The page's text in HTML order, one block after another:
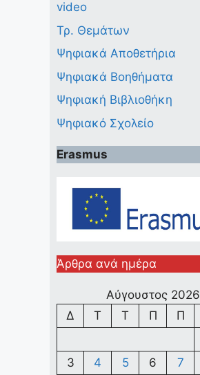
video
Τρ. Θεμάτων
Ψηφιακά Αποθετήρια
Ψηφιακά Βοηθήματα
Ψηφιακή Βιβλιοθήκη
Ψηφιακό Σχολείο
Erasmus
Άρθρα ανά ημέρα
Αύγουστος 2026
Δ
Τ Τ Π Π
3
4 5 6 7